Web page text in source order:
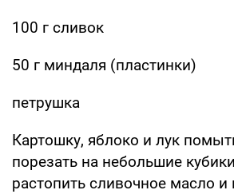
100 г сливок
50 г миндаля (пластинки)
петрушка
Картошку, яблоко и лук
порезать на небольшие
растопить сливочное масло и